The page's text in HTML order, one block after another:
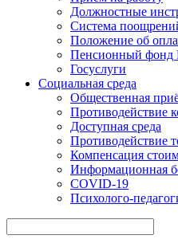
Должностные
Система
Положение об
Пенсионный фонд
Госуслуги
Социальная среда
Общественная
Противодействие
Доступная среда
Противодействие
Компенсация
Информационная
COVID-19
Психолого-